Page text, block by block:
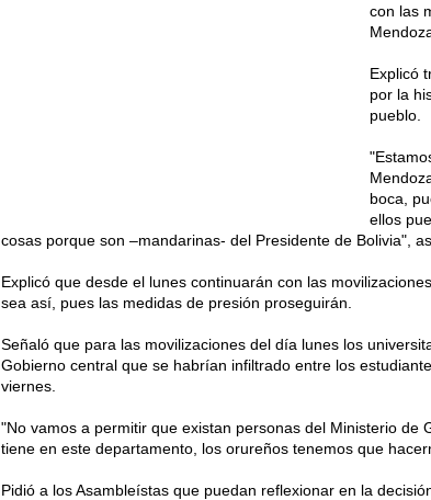
con las
Explicó
por la
pueblo.
boca,
ellos
cosas porque son –mandarinas- del Presidente de Bolivia",
Explicó que desde el lunes continuarán con las
sea así, pues las medidas de presión proseguirán.
Señaló que para las movilizaciones del día lunes los
Gobierno central que se habrían infiltrado entre los
viernes.
"No vamos a permitir que existan personas del Ministerio
tiene en este departamento, los orureños tenemos que
Pidió a los Asambleístas que puedan reflexionar en la